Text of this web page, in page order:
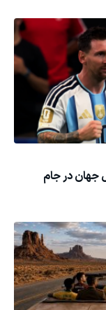
جهان در جام